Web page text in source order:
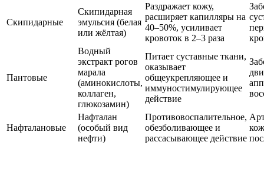
Скипидарные
Скипидарная
эмульсия (белая
или жёлтая)
Раздражает кожу,
расширяет капилляры на
40–50%, усиливает
кровоток в 2–3 раза
Пантовые
Водный
экстракт рогов
марала
(аминокислоты,
коллаген,
глюкозамин)
Питает суставные ткани,
оказывает
общеукрепляющее и
иммуностимулирующее
действие
Нафталановые
Нафталан
(особый вид
нефти)
Противовоспалительное,
обезболивающее и
рассасывающее действие